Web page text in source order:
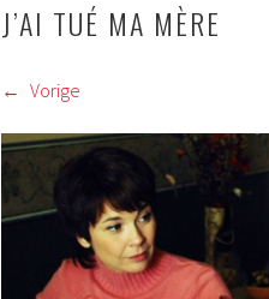
J’AI TUÉ MA MÈRE
Vorige